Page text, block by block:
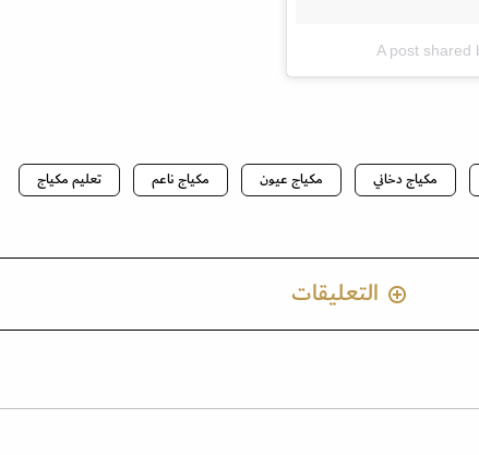
A post shared
مكياج دخاني مكياج عيون مكياج ناعم تعليم مكياج
التعليقات